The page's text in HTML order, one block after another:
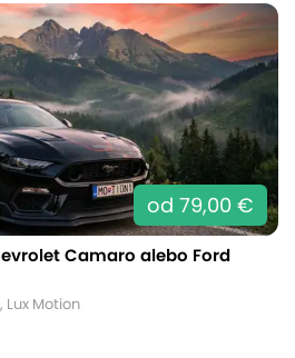
od 79,00 €
Camaro alebo Ford
Lux Motion